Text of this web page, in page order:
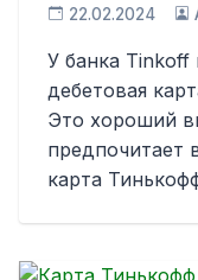
22.02.2024
У банка Tinkoff
дебетовая
Это хороший
предпочитает
карта